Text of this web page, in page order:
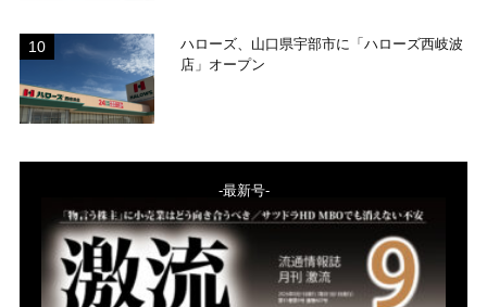
ハローズ、山口県宇部市に「ハローズ西岐波
店」オープン
-最新号-